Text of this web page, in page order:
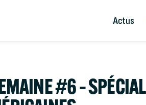
Actus
#6 – SPÉCIAL